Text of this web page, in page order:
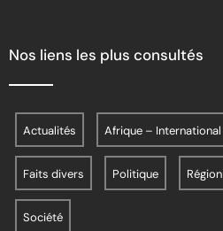
Nos liens les plus consultés
Actualités Afrique – International
Faits divers Politique Région
Société